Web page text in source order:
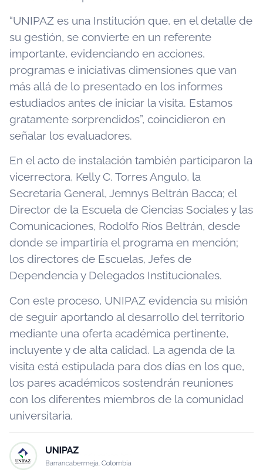
“UNIPAZ es una Institución que, en el detalle de
su gestión, se convierte en un referente
importante, evidenciando en acciones,
programas e iniciativas dimensiones que van
más allá de lo presentado en los informes
estudiados antes de iniciar la visita. Estamos
gratamente sorprendidos”, coincidieron en
señalar los evaluadores.
En el acto de instalación también participaron la
vicerrectora, Kelly C. Torres Angulo, la
Secretaria General, Jemnys Beltrán Bacca; el
Director de la Escuela de Ciencias Sociales y las
Comunicaciones, Rodolfo Ríos Beltrán, desde
donde se impartiría el programa en mención;
los directores de Escuelas, Jefes de
Dependencia y Delegados Institucionales.
Con este proceso, UNIPAZ evidencia su misión
de seguir aportando al desarrollo del territorio
mediante una oferta académica pertinente,
incluyente y de alta calidad. La agenda de la
visita está estipulada para dos días en los que,
los pares académicos sostendrán reuniones
con los diferentes miembros de la comunidad
universitaria.